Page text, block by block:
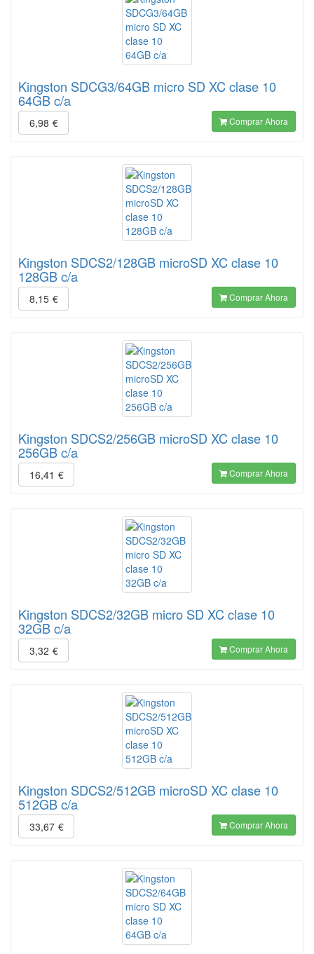
Kingston SDCG3/64GB micro SD XC clase 10
64GB c/a
6,98 € Comprar Ahora
Kingston SDCS2/128GB microSD XC clase 10
128GB c/a
8,15 € Comprar Ahora
Kingston SDCS2/256GB microSD XC clase 10
256GB c/a
16,41 € Comprar Ahora
Kingston SDCS2/32GB micro SD XC clase 10
32GB c/a
3,32 € Comprar Ahora
Kingston SDCS2/512GB microSD XC clase 10
512GB c/a
33,67 € Comprar Ahora